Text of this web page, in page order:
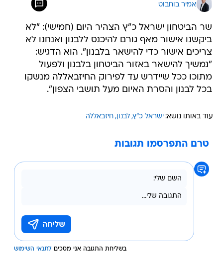
אמיר בוחבוט
שר הביטחון ישראל כ"ץ הצהיר היום (חמישי): "לא
ביקשנו אישור מאף גורם להיכנס ללבנון ואנחנו לא
צריכים אישור כדי להישאר בלבנון". הוא הדגיש:
"נמשיך להישאר באזור הביטחון בלבנון ולפעול
מתוכו ככל שיידרש עד לפירוק החיזבאללה מנשקו
בכל לבנון והסרת האיום מעל תושבי הצפון".
עוד באותו נושא: ישראל כ"ץ לבנון חיזבאללה
טרם התפרסמו תגובות
בשליחת התגובה אני מסכים לתנאי השימוש